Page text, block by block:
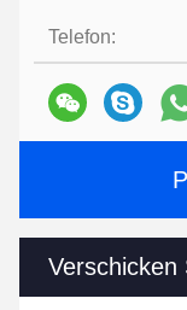
Telefon:
Verschicken